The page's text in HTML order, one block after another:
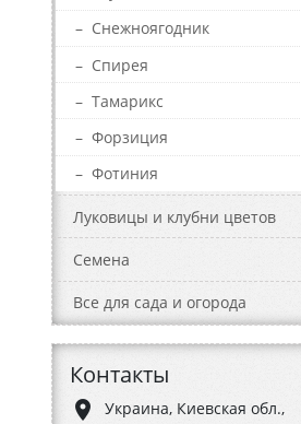
– Снежноягодник
– Спирея
– Тамарикс
– Форзиция
– Фотиния
Луковицы и клубни цветов
Семена
Все для сада и огорода
Контакты
place
Украина, Киевская обл.,